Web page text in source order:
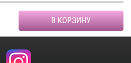
В КОРЗИНУ